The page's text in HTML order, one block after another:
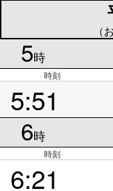
（
5時
時刻
5:51
6時
時刻
6:21